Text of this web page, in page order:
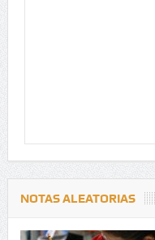
NOTAS ALEATORIAS